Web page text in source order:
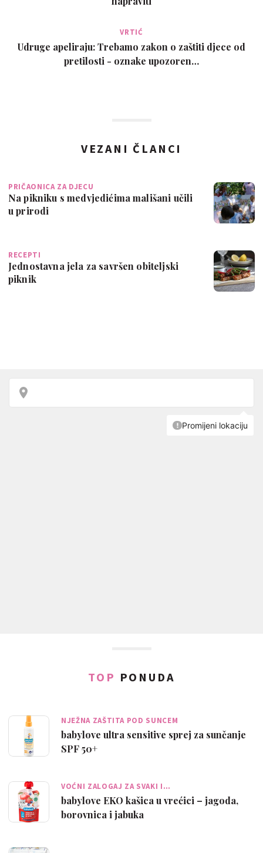
VRTIĆ
Udruge apeliraju: Trebamo zakon o zaštiti djece od
pretilosti - oznake upozoren…
VEZANI ČLANCI
PRIČAONICA ZA DJECU
Na pikniku s medvjedićima mališani učili
u prirodi
RECEPTI
Jednostavna jela za savršen obiteljski
piknik
TOP PONUDA
NJEŽNA ZAŠTITA POD SUNCEM
babylove ultra sensitive sprej za sunčanje
SPF 50+
VOĆNI ZALOGAJ ZA SVAKI I…
babylove EKO kašica u vrećici – jagoda,
borovnica i jabuka